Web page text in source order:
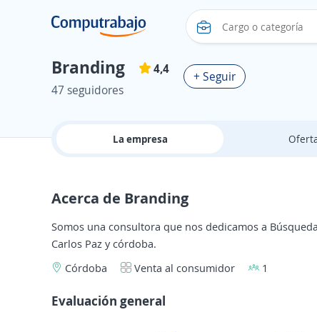
Branding
4,4
47 seguidores
+ Seguir
La empresa
Acerca de Branding
Somos una consultora que nos dedicamos a
Carlos Paz y córdoba.
Córdoba
Venta al consumidor 1
Evaluación general